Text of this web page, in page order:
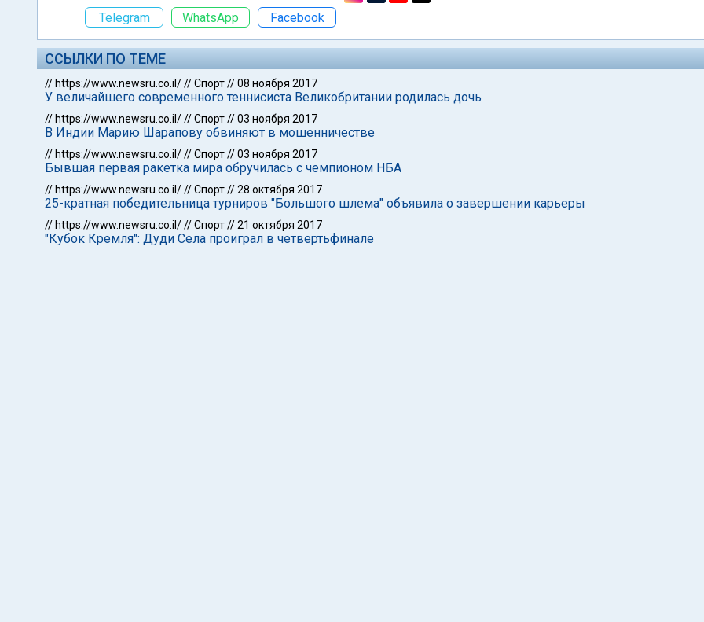
Telegram
WhatsApp Facebook
ССЫЛКИ ПО ТЕМЕ
// https://www.newsru.co.il///Спорт//08 ноября 2017
У величайшего современного теннисиста Великобритании родилась дочь
// https://www.newsru.co.il///Спорт//03 ноября 2017
В Индии Марию Шарапову обвиняют в мошенничестве
// https://www.newsru.co.il///Спорт//03 ноября 2017
Бывшая первая ракетка мира обручилась с чемпионом НБА
// https://www.newsru.co.il///Спорт//28 октября 2017
25-кратная победительница турниров "Большого шлема" объявила о завершении карьеры
// https://www.newsru.co.il///Спорт//21 октября 2017
"Кубок Кремля": Дуди Села проиграл в четвертьфинале